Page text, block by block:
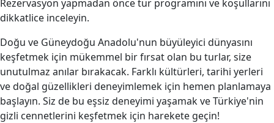
Rezervasyon yapmadan önce tur programını ve koşullarını
dikkatlice inceleyin.
Doğu ve Güneydoğu Anadolu'nun büyüleyici dünyasını
keşfetmek için mükemmel bir fırsat olan bu turlar, size
unutulmaz anılar bırakacak. Farklı kültürleri, tarihi yerleri
ve doğal güzellikleri deneyimlemek için hemen planlamaya
başlayın. Siz de bu eşsiz deneyimi yaşamak ve Türkiye'nin
gizli cennetlerini keşfetmek için harekete geçin!